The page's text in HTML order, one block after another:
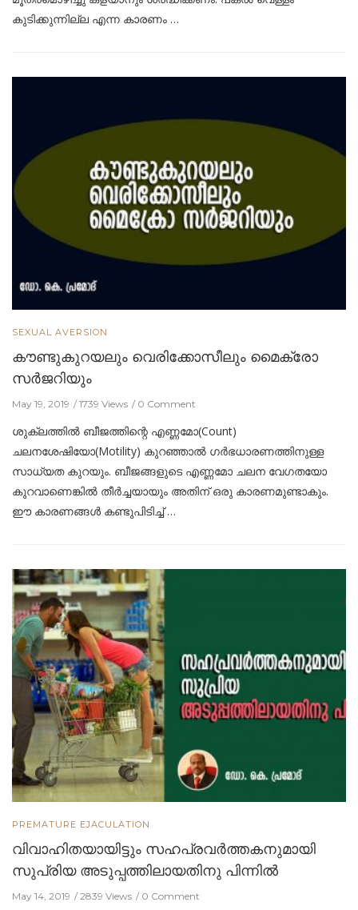
കുടിക്കുന്നില്ല എന്ന കാരണം …
SEXUAL AVERSION
കൗണ്ടുകുറയലും വെരിക്കോസീലും മൈക്രോ
സർജറിയും
May 19, 2019 1739 Views 0 Comment
ശുക്ലത്തിൽ ബീജത്തിന്റെ എണ്ണമോ(Count)
ചലനശേഷിയോ(Motility) കുറഞ്ഞാൽ ഗർഭധാരണത്തിനുള്ള
സാധ്യത കുറയും. ബീജങ്ങളുടെ എണ്ണമോ ചലന വേഗതയോ
കുറവാണെങ്കിൽ തീർച്ചയായും അതിന് ഒരു കാരണമുണ്ടാകും.
ഈ കാരണങ്ങൾ കണ്ടുപിടിച്ച് …
PREMATURE EJACULATION
വിവാഹിതയായിട്ടും സഹപ്രവര്‍ത്തകനുമായി
സുപ്രിയ അടുപ്പത്തിലായതിനു പിന്നില്‍
May 14, 2019 2839 Views 0 Comment